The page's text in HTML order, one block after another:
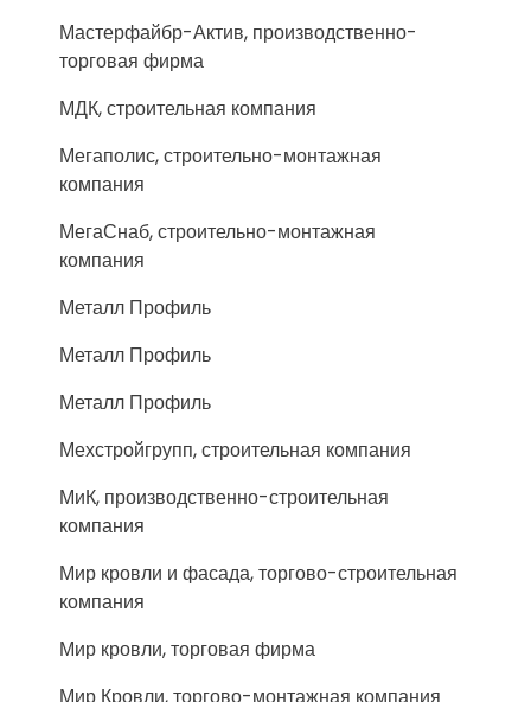
Мастерфайбр-Актив, производственно-
торговая фирма
МДК, строительная компания
Мегаполис, строительно-монтажная
компания
МегаСнаб, строительно-монтажная
компания
Металл Профиль
Металл Профиль
Металл Профиль
Мехстройгрупп, строительная компания
МиК, производственно-строительная
компания
Мир кровли и фасада, торгово-строительная
компания
Мир кровли, торговая фирма
Мир Кровли, торгово-монтажная компания